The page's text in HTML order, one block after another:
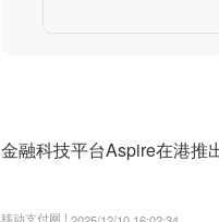
金融科技平台Aspire在港推
移动支付网 |